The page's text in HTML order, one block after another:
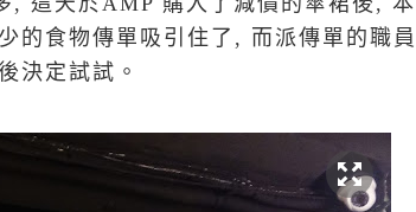
的食物傳單吸引住了, 而派傳單的職
決定試試。